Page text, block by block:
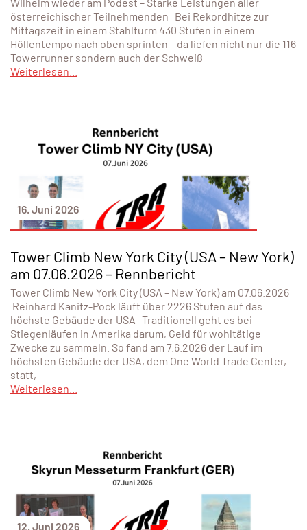
österreichischer Teilnehmenden Bei Rekordhitze zur
Mittagszeit in einem Stahlturm 430 Stufen in einem
Höllentempo nach oben sprinten – da liefen nicht nur die 116
Towerrunner sondern auch der Schweiß
Weiterlesen...
16. Juni 2026
Tower Climb New York City (USA – New York)
am 07.06.2026 – Rennbericht
Tower Climb New York City (USA – New York) am 07.06.2026
Reinhard Kanitz-Pock läuft über 2226 Stufen auf das
höchste Gebäude der USA Traditionell geht es bei
Stiegenläufen in Amerika darum, Geld für wohltätige
Zwecke zu sammeln. So fand am 7.6.2026 der Lauf im
höchsten Gebäude der USA, dem One World Trade Center,
statt,
Weiterlesen...
12. Juni 2026